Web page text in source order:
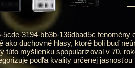
3194-bb3b-136dbad5c fenomény
ako duchovné hlasy, ktoré boli buď
túto myšlienku spopularizoval v 70.
podľa kvality určenej jasnosťou